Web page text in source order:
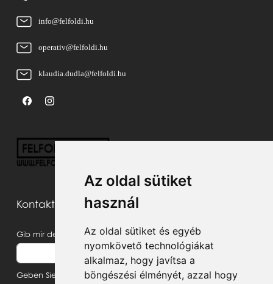
Az oldal sütiket
használ
Az oldal sütiket és egyéb
nyomkövető technológiákat
alkalmaz, hogy javítsa a
böngészési élményét, azzal hogy
info@felfoldi.hu
operativ@felfoldi.hu
klaudia.dudla@felfoldi.hu
Kontaktieren Sie uns
Gib mir deinen Namen
Geben Sie Ihre E-Mail-Adresse ein